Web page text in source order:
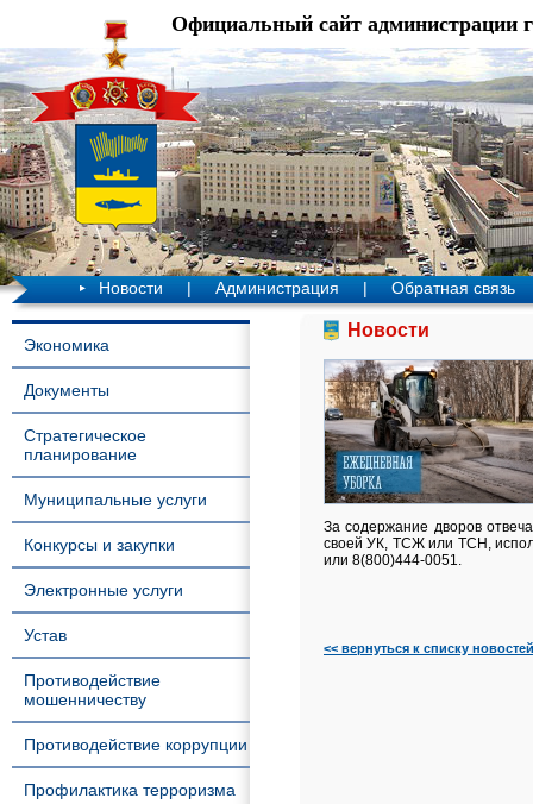
Официальный сайт администрации
Новости | Администрация | Обратная связь
Экономика
Документы
Стратегическое
планирование
Муниципальные услуги
Конкурсы и закупки
Электронные услуги
Устав
Противодействие
мошенничеству
Противодействие коррупции
Профилактика терроризма
Новости
За содержание дворов
своей УК, ТСЖ или ТСН,
или 8(800)444-0051.
<< вернуться к списку новостей